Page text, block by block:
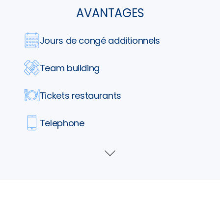
AVANTAGES
Jours de congé additionnels
Team building
Tickets restaurants
Telephone
Voir